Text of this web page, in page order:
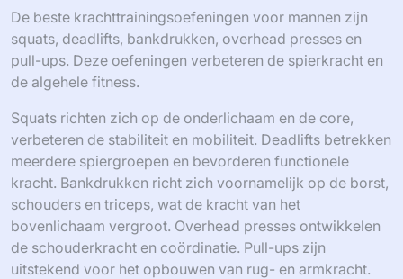
De beste krachttrainingsoefeningen voor mannen zijn
squats, deadlifts, bankdrukken, overhead presses en
pull-ups. Deze oefeningen verbeteren de spierkracht en
de algehele fitness.
Squats richten zich op de onderlichaam en de core,
verbeteren de stabiliteit en mobiliteit. Deadlifts betrekken
meerdere spiergroepen en bevorderen functionele
kracht. Bankdrukken richt zich voornamelijk op de borst,
schouders en triceps, wat de kracht van het
bovenlichaam vergroot. Overhead presses ontwikkelen
de schouderkracht en coördinatie. Pull-ups zijn
uitstekend voor het opbouwen van rug- en armkracht.